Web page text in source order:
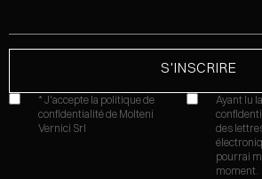
* J'accepte la politique de
confidentialité de Molteni
Vernici Srl
Ayant lu la
des
pourrai
moment.